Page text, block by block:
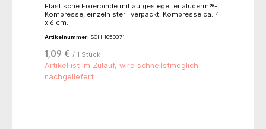
Elastische Fixierbinde mit aufgesiegelter aluderm®-
Kompresse, einzeln steril verpackt. Kompresse ca. 4
x 6 cm.
Artikelnummer: SÖH 1050371
1,09 € / 1 Stück
Artikel ist im Zulauf, wird schnellstmöglich
nachgeliefert